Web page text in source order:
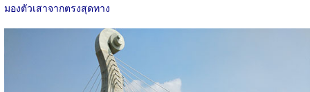
มองตัวเสาจากตรงสุดทาง